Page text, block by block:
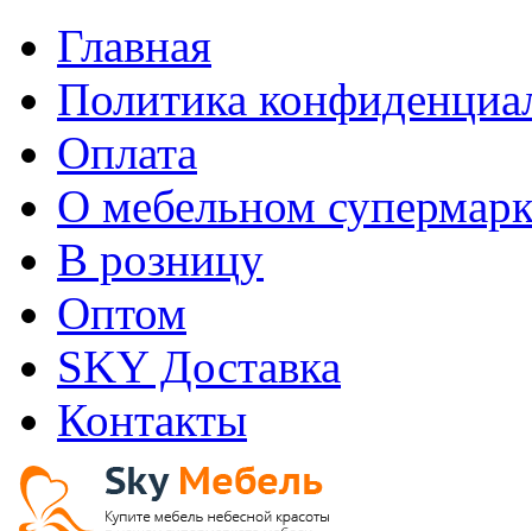
Главная
Политика
Оплата
О мебельном
В розницу
Оптом
SKY Доставка
Контакты